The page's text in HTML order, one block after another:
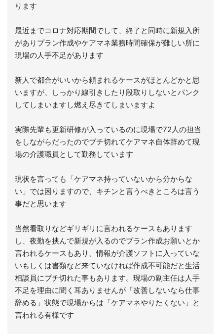
ります
最近までコロナ対応期間でして、終了と同時に新規入所
がありプラン作成やケアマネ業務時間確保が難しい所に
現場の人手不足があります
新人で都合がいいから頼まれるケースがほとんどかと思
いますが、しっかり線引きしたり段取りしないとパンク
してしまいますし燃え尽きてしまいますよ
実際先輩も更新研修が入っているのに現場で72人の担当
をしながらだったのでブチ切れてケアマネ自体辞めて現
場の介護職員として勤務しています
現状を言っても「ケアマネ持っていないから分からな
い」では困りますので、キチンと言うべきところは言う
事だと思います
当然看取りなどギリギリに言われるケースもあります
し、夜勤を挟んで新規が入るのでプラン作成お願いとか
言われるケースもあり、情報が介護ソフトに入っていな
いもしくは書類など来ていなければ作成不可能だと生活
相談員にブチ切れた事もあります。現場の副主任は人手
不足を理由に聞く耳ありませんが「改善しないなら仕事
辞める」状態で現場からは「ケアマネやりたくない」と
言われる有様です